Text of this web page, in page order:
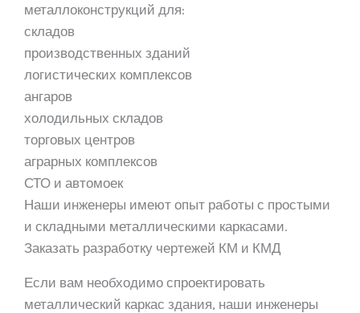
металлоконструкций для:
складов
производственных зданий
логистических комплексов
ангаров
холодильных складов
торговых центров
аграрных комплексов
СТО и автомоек
Наши инженеры имеют опыт работы с простыми
и складными металлическими каркасами.
Заказать разработку чертежей КМ и КМД
Если вам необходимо спроектировать
металлический каркас здания, наши инженеры